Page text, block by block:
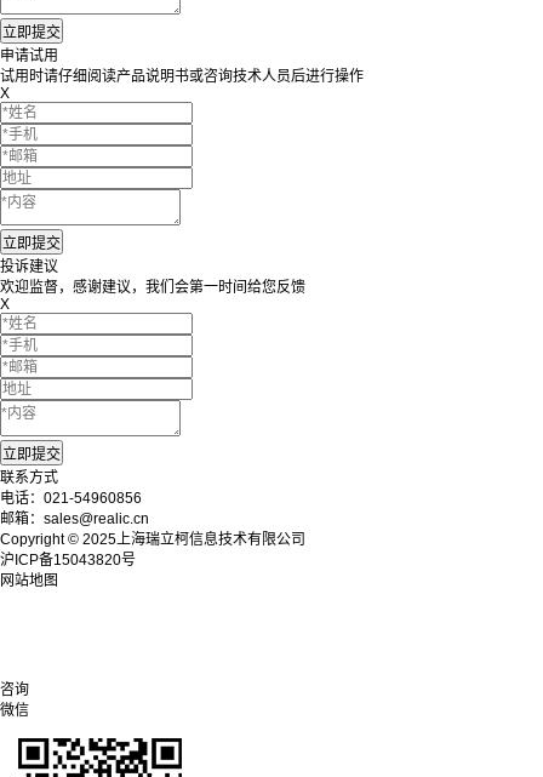
申请试用
试用时请仔细阅读产品说明书或咨询技术人员后进行操作
X
投诉建议
欢迎监督，感谢建议，我们会第一时间给您反馈
X
联系方式
电话：021-54960856
邮箱：sales@realic.cn
Copyright © 2025上海瑞立柯信息技术有限公司
沪ICP备15043820号
网站地图
咨询
微信